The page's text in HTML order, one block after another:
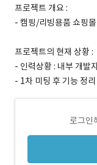
프로젝트 개요 :
- 캠핑/리빙용품 쇼핑
프로젝트의 현재 상황 :
- 인력상황 : 내부 개발
- 1차 미팅 후 기능 정
로그인